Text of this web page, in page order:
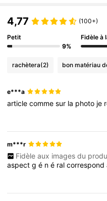
4,83 2.7M Suiveurs
4,77 (100+)
Petit
9%
Fidèle à
rachètera(2) bon matériau
e***a
articlecommesur la photo je
m***r
Fidèle aux images du
aspectgé né ralcorrespond